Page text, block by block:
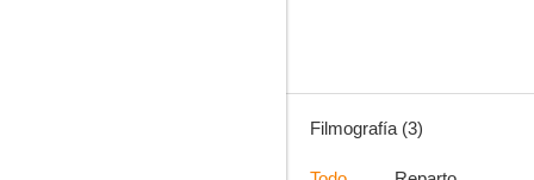
Filmografía (3)